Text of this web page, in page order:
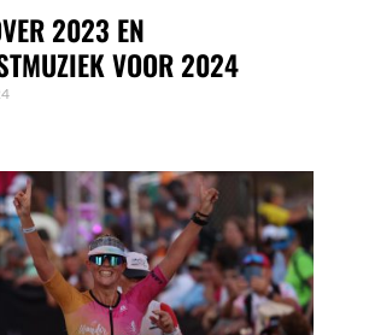
2023 EN
VOOR 2024